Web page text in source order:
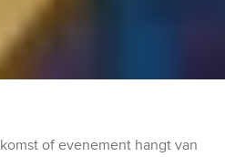
of evenement hangt van